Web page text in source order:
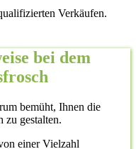
Verkäufen.
bei dem
bemüht, Ihnen die
zu gestalten.
einer Vielzahl